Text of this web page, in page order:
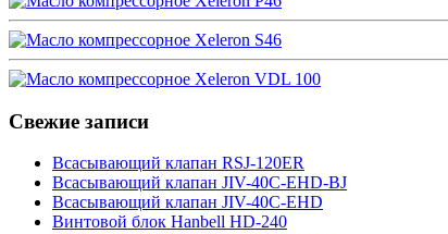
Свежие записи
Всасывающий клапан RSJ-120ER
Всасывающий клапан JIV-40C-EHD-BJ
Всасывающий клапан JIV-40C-EHD
Винтовой блок Hanbell HD-240